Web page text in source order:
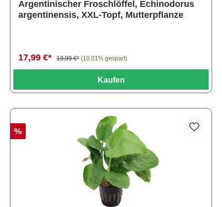
Argentinischer Froschlöffel, Echinodorus
argentinensis, XXL-Topf, Mutterpflanze
17,99 €* 19,99 €* (10.01% gespart)
Kaufen
%